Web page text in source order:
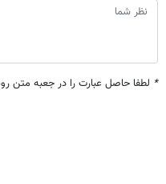
* لطفا حاصل عبارت را در جعبه متن